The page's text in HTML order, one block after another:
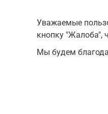
Уважаемые
кнопку "Жалоба",
Мы будем